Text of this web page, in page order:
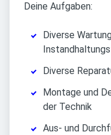
Deine Aufgaben:
Diverse
Diverse
Montage und
der Technik
Aus- und